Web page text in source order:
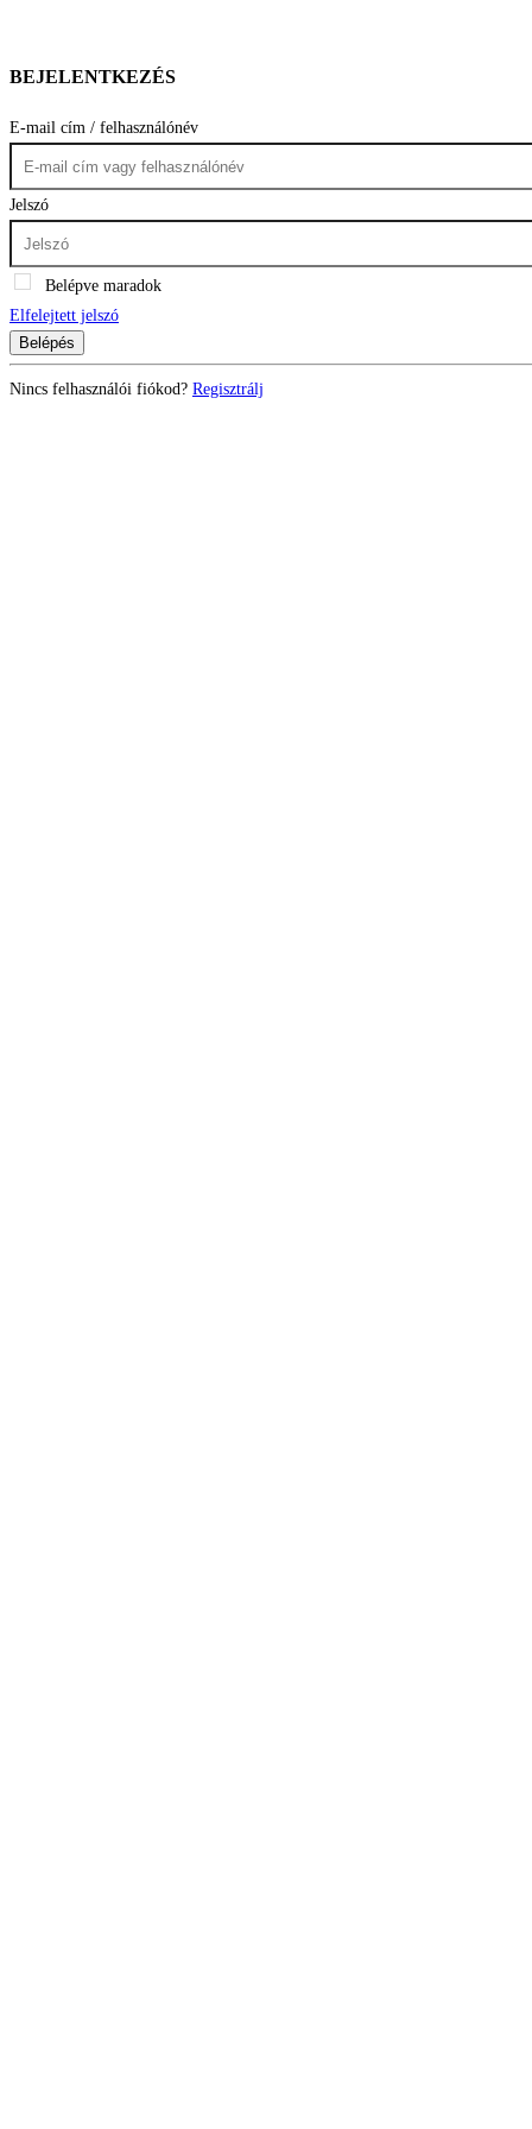
BEJELENTKEZÉS
E-mail cím / felhasználónév
Jelszó
Belépve maradok
Elfelejtett jelszó
Belépés
Nincs felhasználói fiókod? Regisztrálj